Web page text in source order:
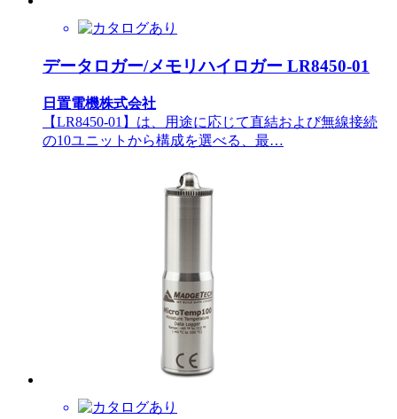
データロガー/メモリハイロガー LR8450-01
日置電機株式会社
【LR8450-01】は、用途に応じて直結および無線接続
の10ユニットから構成を選べる、最…